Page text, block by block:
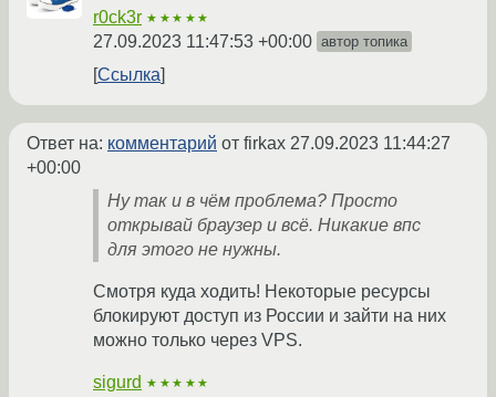
r0ck3r ★★★★★
27.09.2023 11:47:53 +00:00 автор топика
Ссылка
Ответ на: комментарий от firkax 27.09.2023 11:44:27
+00:00
Ну так и в чём проблема? Просто
открывай браузер и всё. Никакие впс
для этого не нужны.
Смотря куда ходить! Некоторые ресурсы
блокируют доступ из России и зайти на них
можно только через VPS.
sigurd ★★★★★